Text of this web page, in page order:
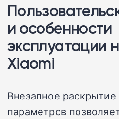
и особенности
эксплуатации
Xiaomi
Внезапное раскрытие
параметров